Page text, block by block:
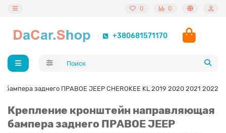
0 0
+380681571170
заднего ПРАВОЕ JEEP CHEROKEE KL 2019 2020 2021 2022
Крепление кронштейн направляющая
бампера заднего ПРАВОЕ JEEP